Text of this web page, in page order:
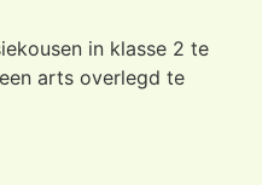
in klasse 2 te
arts overlegd te